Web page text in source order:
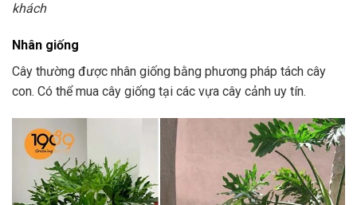
khách
Nhân giống
Cây thường được nhân giống bằng phương pháp tách cây
con. Có thể mua cây giống tại các vựa cây cảnh uy tín.